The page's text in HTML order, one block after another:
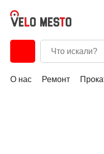
О нас Ремонт